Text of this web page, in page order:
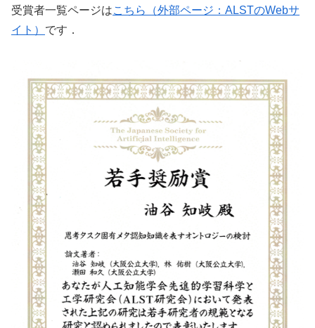
受賞者一覧ページはこちら（外部ページ：ALSTのWebサ
イト） です．